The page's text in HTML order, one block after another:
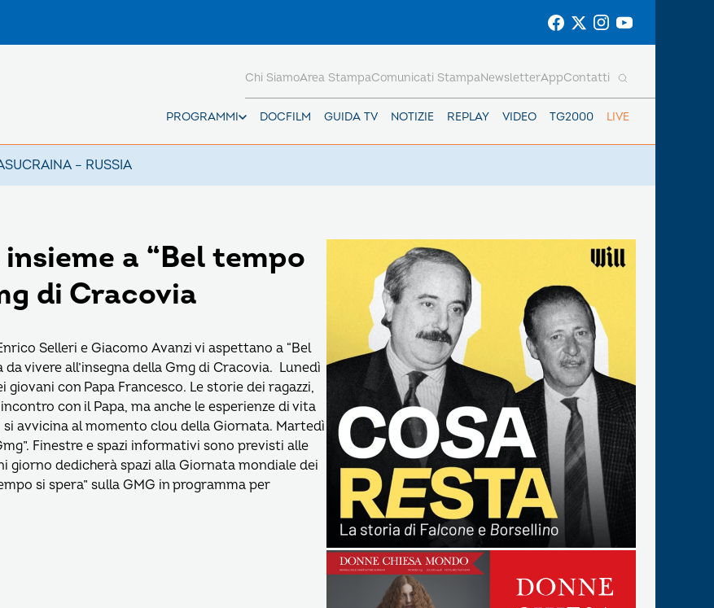
PROGRAMMI DOCFILM GUIDA TV NOTIZIE REPLAY VIDEO TG2000 LIVE
Chi SiamoArea StampaComunicati StampaNewsletterAppContatti
UCRAINA – RUSSIA
a “Bel tempo
di Cracovia
Selleri e Giacomo Avanzi vi aspettano a “Bel
vivere all’insegna della Gmg di Cracovia. Lunedì
con Papa Francesco. Le storie dei ragazzi,
con il Papa, ma anche le esperienze di vita
avvicina al momento clou della Giornata. Martedì
Finestre e spazi informativi sono previsti alle
giorno dedicherà spazi alla Giornata mondiale dei
si spera” sulla GMG in programma per